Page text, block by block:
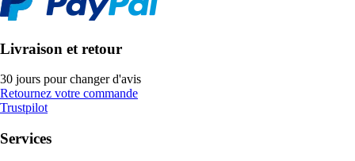
Livraison et retour
30 jours pour changer d'avis
Retournez votre commande
Trustpilot
Services